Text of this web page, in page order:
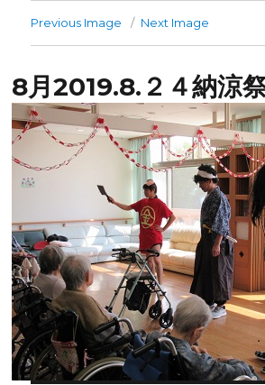
Previous Image Next Image
8月2019.8.２４納涼